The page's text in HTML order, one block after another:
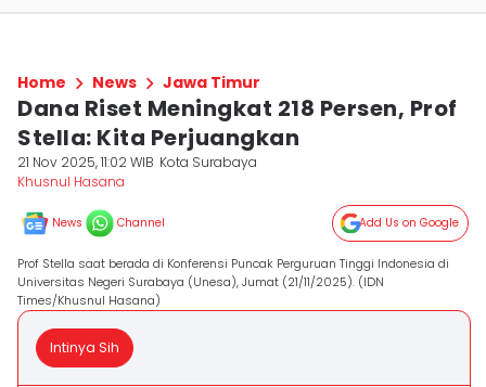
Home News Jawa Timur
Dana Riset Meningkat 218 Persen, Prof
Stella: Kita Perjuangkan
21 Nov 2025, 11:02 WIB Kota Surabaya
Khusnul Hasana
News Channel Add Us on Google
Prof Stella saat berada di Konferensi Puncak Perguruan Tinggi Indonesia di
Universitas Negeri Surabaya (Unesa), Jumat (21/11/2025). (IDN
Times/Khusnul Hasana)
Intinya Sih